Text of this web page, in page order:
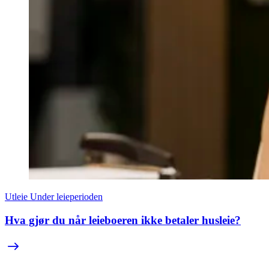
Utleie Under leieperioden
Hva gjør du når leieboeren ikke betaler husleie?